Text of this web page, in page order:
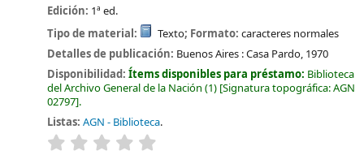
Edición: 1ª ed.
Tipo de material:
Texto; Formato: caracteres normales
Detalles de publicación: Buenos Aires :Casa Pardo, 1970
Disponibilidad:Ítems disponibles para préstamo: Biblioteca
del Archivo General de la Nación (1) Signatura topográfica:AGN
02797 .
Listas: AGN - Biblioteca.
valoración